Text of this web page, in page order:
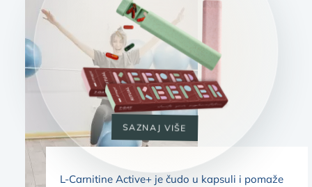
L-Carnitine Active+ je čudo u kapsuli i pomaže
SAZNAJ VIŠE